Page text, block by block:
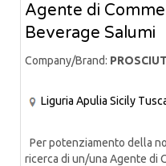
Agente di
Beverage Salumi
Company/Brand:
Liguria Apulia Sicily
Per potenziamento della
ricerca di un/una Agente di